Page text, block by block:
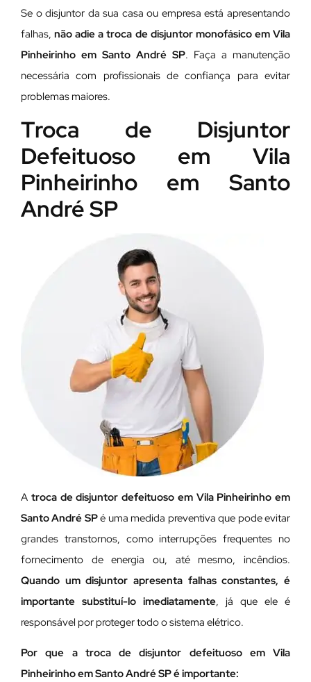
Se o disjuntor da sua casa ou empresa está apresentando
falhas,não adie a troca de disjuntor monofásico em Vila
Pinheirinho em Santo André SP. Faça a manutenção
necessária com profissionais de confiança para evitar
problemas maiores.
Troca de Disjuntor
Defeituoso em Vila
Pinheirinho em Santo
André SP
A troca de disjuntor defeituoso em Vila Pinheirinho em
Santo André SPé uma medida preventiva que pode evitar
grandes transtornos, como interrupções frequentes no
fornecimento de energia ou, até mesmo, incêndios.
Quando um disjuntor apresenta falhas constantes, é
importante substituí-lo imediatamente, já que ele é
responsável por proteger todo o sistema elétrico.
Por que a troca de disjuntor defeituoso em Vila
Pinheirinho em Santo André SP é importante: